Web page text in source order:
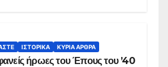
ΙΣΤΟΡΙΚΆ ΚΥΡΙΑ ΑΡΘΡΑ
ήρωες του Έπους του ’40